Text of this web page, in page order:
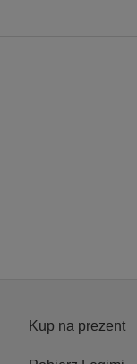
Kup na prezent